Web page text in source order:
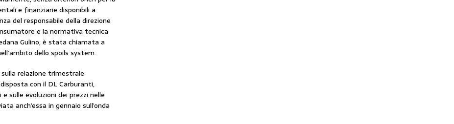
e finanziarie disponibili a
del responsabile della direzione
e la normativa tecnica
Gulino, è stata chiamata a
dello spoils system.
relazione trimestrale
con il DL Carburanti,
sulle evoluzioni dei prezzi nelle
anch’essa in gennaio sull’onda